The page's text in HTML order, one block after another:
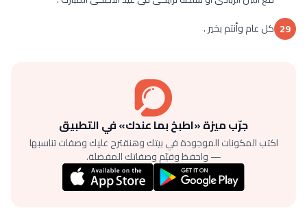
29 كل عام وأنتم بخير .
جرّب ميزة «اطبخ بما عندك» في التطبيق
اكتب المكونات الموجودة في بيتك وهنقترح عليك وصفات تناسبها
— واحفظ وقيّم وصفاتك المفضلة.